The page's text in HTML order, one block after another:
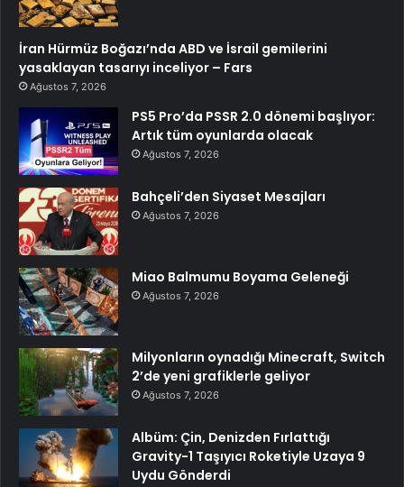
İran Hürmüz Boğazı’nda ABD ve İsrail gemilerini
yasaklayan tasarıyı inceliyor – Fars
Ağustos 7, 2026
PS5 Pro’da PSSR 2.0 dönemi başlıyor:
Artık tüm oyunlarda olacak
Ağustos 7, 2026
Bahçeli’den Siyaset Mesajları
Ağustos 7, 2026
Miao Balmumu Boyama Geleneği
Ağustos 7, 2026
Milyonların oynadığı Minecraft, Switch
2’de yeni grafiklerle geliyor
Ağustos 7, 2026
Albüm: Çin, Denizden Fırlattığı
Gravity-1 Taşıyıcı Roketiyle Uzaya 9
Uydu Gönderdi